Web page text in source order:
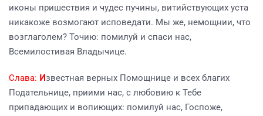
иконы пришествия и чудес пучины, витийствующих уста
никакоже возмогают исповедати. Мы же, немощнии, что
возглаголем? Точию: помилуй и спаси нас,
Всемилостивая Владычице.
Слава: Известная верных Помощнице и всех благих
Подательнице, приими нас, с любовию к Тебе
припадающих и вопиющих: помилуй нас, Госпоже,